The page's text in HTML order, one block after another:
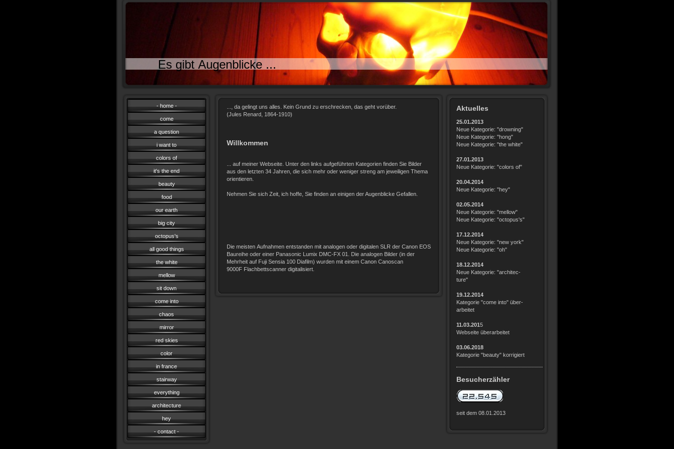
Es gibt Augenblicke ...
- home -
come
a question
i want to
colors of
it's the end
beauty
food
our earth
big city
octopus's
all good things
the white
mellow
sit down
come into
chaos
mirror
red skies
color
in france
stairway
everything
architecture
hey
- contact -
..., da gelingt uns alles. Kein Grund zu erschrecken, das geht vorüber.
(Jules Renard, 1864-1910)
Willkommen
... auf meiner Webseite. Unter den links aufgeführten Kategorien finden Sie Bilder
aus den letzten 34 Jahren, die sich mehr oder weniger streng am jeweiligen Thema
orientieren.
Nehmen Sie sich Zeit, ich hoffe, Sie finden an einigen der Augenblicke Gefallen.
Die meisten Aufnahmen entstanden mit analogen oder digitalen SLR der Canon EOS
Baureihe oder einer Panasonic Lumix DMC-FX 01. Die analogen Bilder (in der
Mehrheit auf Fuji Sensia 100 Diafilm) wurden mit einem Canon Canoscan
9000F Flachbettscanner digitalisiert.
Aktuelles
25.01.2013
Neue Kategorie: "drowning"
Neue Kategorie: "hong"
Neue Kategorie: "the white"
27.01.2013
Neue Kategorie: "colors of"
20.04.2014
Neue Kategorie: "hey"
02.05.2014
Neue Kategorie: "mellow"
Neue Kategorie: "octopus's"
17.12.2014
Neue Kategorie: "new york"
Neue Kategorie: "oh"
18.12.2014
Neue Kategorie: "architec-
ture"
19.12.2014
Kategorie "come into" über-
arbeitet
11.03.2015
Webseite überarbeitet
03.06.2018
Kategorie "beauty" korrigiert
Besucherzähler
seit dem 08.01.2013